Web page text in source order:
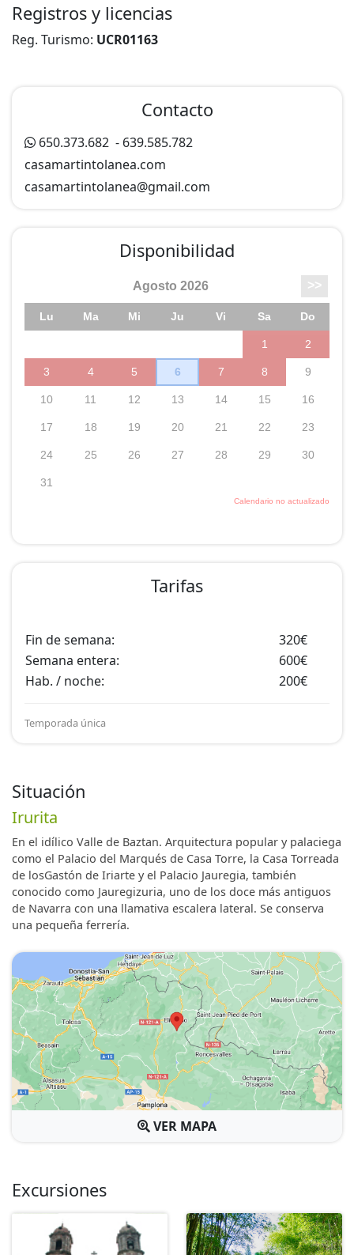
Registros y licencias
Reg. Turismo: UCR01163
Contacto
650.373.682 - 639.585.782
casamartintolanea.com
casamartintolanea@gmail.com
Disponibilidad
Situación
Irurita
En el idílico Valle de Baztan. Arquitectura popular y palaciega
como el Palacio del Marqués de Casa Torre, la Casa Torreada
de losGastón de Iriarte y el Palacio Jauregia, también
conocido como Jauregizuria, uno de los doce más antiguos
de Navarra con una llamativa escalera lateral. Se conserva
una pequeña ferrería.
VER MAPA
Excursiones
Tarifas
Fin de semana:
320€
Semana entera:
600€
Hab. / noche:
200€
Temporada única